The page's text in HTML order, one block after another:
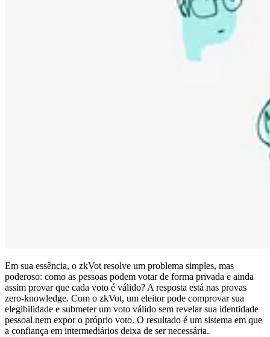
Em sua essência, o zkVot resolve um problema simples, mas
poderoso: como as pessoas podem votar de forma privada e ainda
assim provar que cada voto é válido? A resposta está nas provas
zero-knowledge. Com o zkVot, um eleitor pode comprovar sua
elegibilidade e submeter um voto válido sem revelar sua identidade
pessoal nem expor o próprio voto. O resultado é um sistema em que
a confiança em intermediários deixa de ser necessária.